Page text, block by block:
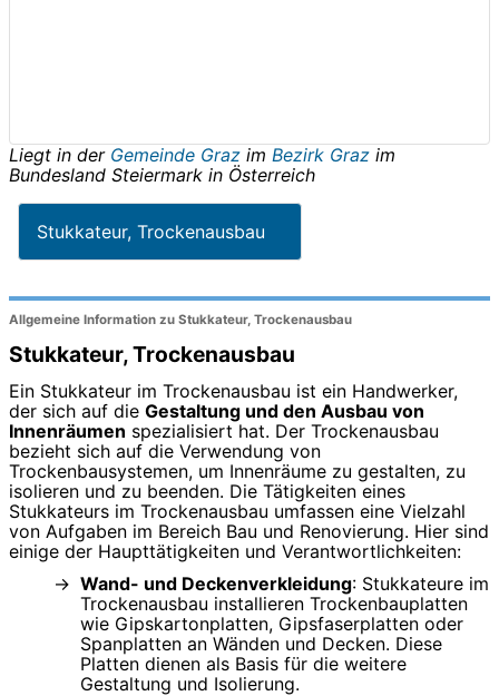
Liegt in der Gemeinde Graz im Bezirk Graz im
Bundesland Steiermark in Österreich
Stukkateur, Trockenausbau
Allgemeine Information zu Stukkateur, Trockenausbau
Stukkateur, Trockenausbau
Ein Stukkateur im Trockenausbau ist ein Handwerker,
der sich auf die Gestaltung und den Ausbau von
Innenräumen spezialisiert hat. Der Trockenausbau
bezieht sich auf die Verwendung von
Trockenbausystemen, um Innenräume zu gestalten, zu
isolieren und zu beenden. Die Tätigkeiten eines
Stukkateurs im Trockenausbau umfassen eine Vielzahl
von Aufgaben im Bereich Bau und Renovierung. Hier sind
einige der Haupttätigkeiten und Verantwortlichkeiten:
Wand- und Deckenverkleidung: Stukkateure im
Trockenausbau installieren Trockenbauplatten
wie Gipskartonplatten, Gipsfaserplatten oder
Spanplatten an Wänden und Decken. Diese
Platten dienen als Basis für die weitere
Gestaltung und Isolierung.